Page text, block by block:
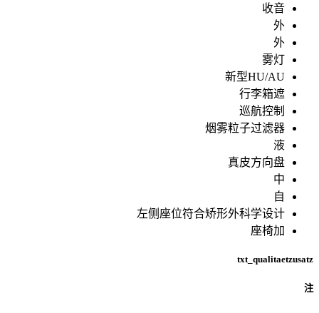
收音
外
外
雾灯
新型HU/AU
行李箱遮
巡航控制
烟雾粒子过滤器
液
真皮方向盘
中
自
左侧座位符合矫形外科学设计
座椅加
txt_qualitaetzusatz
注